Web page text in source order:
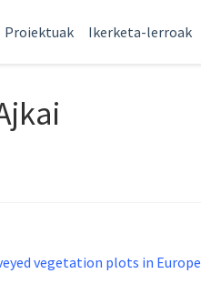
Proiektuak Ikerketa-lerroak
vegetation plots in Europe